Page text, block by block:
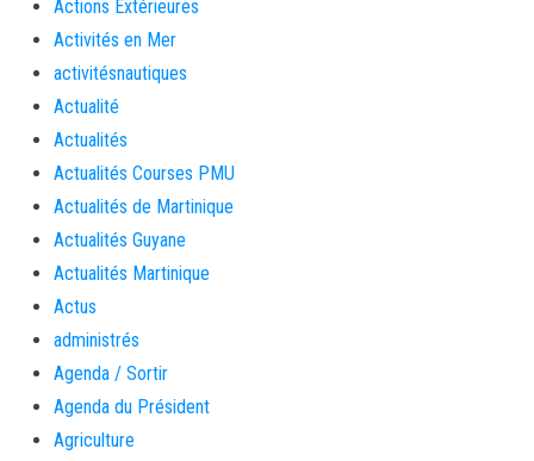
Actions Extérieures
Activités en Mer
activitésnautiques
Actualité
Actualités
Actualités Courses PMU
Actualités de Martinique
Actualités Guyane
Actualités Martinique
Actus
administrés
Agenda / Sortir
Agenda du Président
Agriculture